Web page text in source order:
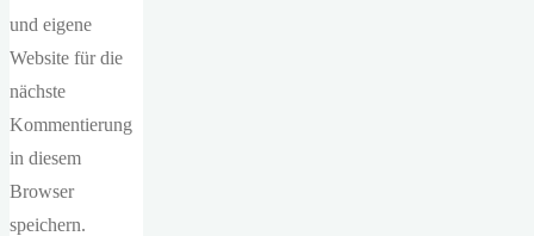
und eigene
Website für die
nächste
Kommentierung
in diesem
Browser
speichern.